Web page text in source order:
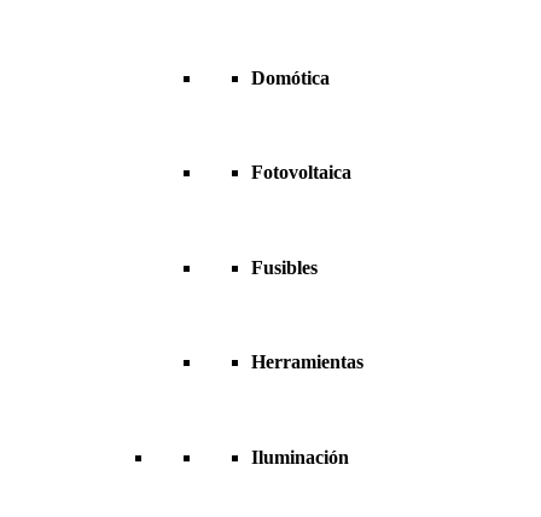
Domótica
Fotovoltaica
Fusibles
Herramientas
Iluminación